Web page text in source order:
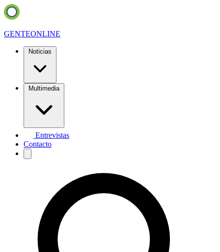
GENTEONLINE
Noticias
Multimedia
Entrevistas
Contacto